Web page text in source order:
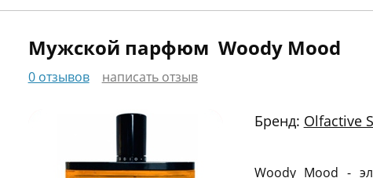
Мужской парфюм Woody Mood
0 отзывов написать отзыв
Бренд: Olfactive
Woody Mood -